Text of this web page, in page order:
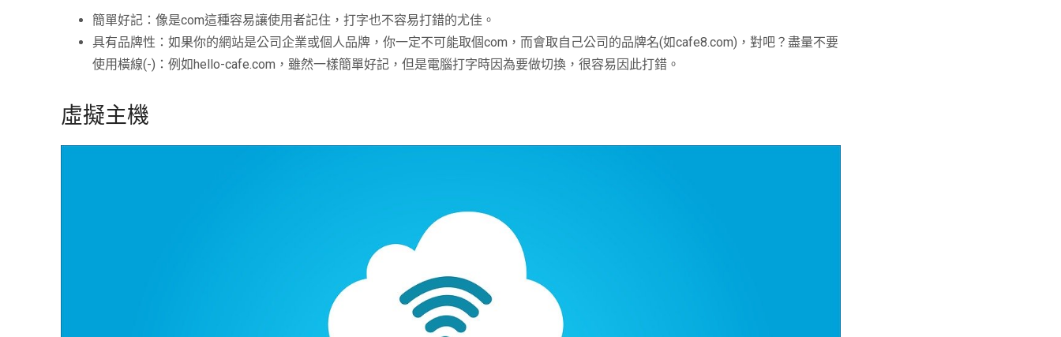
簡單好記：像是com這種容易讓使用者記住，打字也不容易打錯的尤佳。
具有品牌性：如果你的網站是公司企業或個人品牌，你一定不可能取個com，而會取自己公司的品牌名(如cafe8.com)，對吧？盡量不要
使用橫線(-)：例如hello-cafe.com，雖然一樣簡單好記，但是電腦打字時因為要做切換，很容易因此打錯。
虛擬主機